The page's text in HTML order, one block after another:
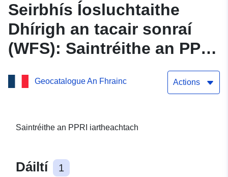
Seirbhís Íosluchtaithe
Dhírigh an tacair sonraí
(WFS): Saintréithe an PPRI
iartheachtach Seirbhís
Íosluchtaithe Dhírigh an
Saintréithe an PPRI
Geocatalogue An Fhrainc Actions
Saintréithe an PPRI iartheachtach
Dáiltí 1